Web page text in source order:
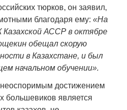
тюрков, он заявил,
благодаря ему: «На
Казахской АССР в октябре
обещал скорую
в Казахстане, и был
начальном обучении».
достижением
большевиков является